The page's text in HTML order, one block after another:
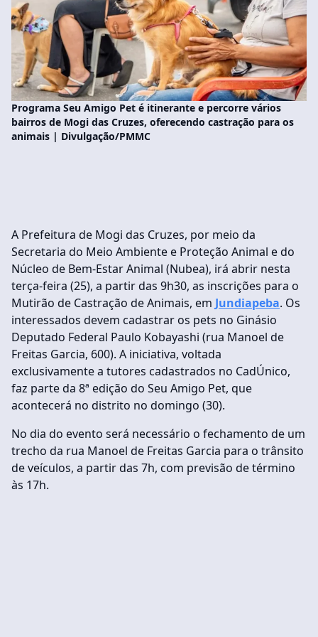
Programa Seu Amigo Pet é itinerante e percorre vários
bairros de Mogi das Cruzes, oferecendo castração para os
animais | Divulgação/PMMC
A Prefeitura de Mogi das Cruzes, por meio da
Secretaria do Meio Ambiente e Proteção Animal e do
Núcleo de Bem-Estar Animal (Nubea), irá abrir nesta
terça-feira (25), a partir das 9h30, as inscrições para o
Mutirão de Castração de Animais, em Jundiapeba. Os
interessados devem cadastrar os pets no Ginásio
Deputado Federal Paulo Kobayashi (rua Manoel de
Freitas Garcia, 600). A iniciativa, voltada
exclusivamente a tutores cadastrados no CadÚnico,
faz parte da 8ª edição do Seu Amigo Pet, que
acontecerá no distrito no domingo (30).
No dia do evento será necessário o fechamento de um
trecho da rua Manoel de Freitas Garcia para o trânsito
de veículos, a partir das 7h, com previsão de término
às 17h.